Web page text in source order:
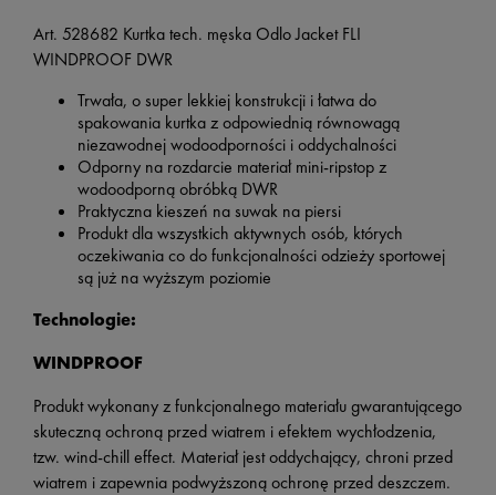
Art. 528682 Kurtka tech. męska Odlo Jacket FLI
WINDPROOF DWR
Trwała, o super lekkiej konstrukcji i łatwa do
spakowania kurtka z odpowiednią równowagą
niezawodnej wodoodporności i oddychalności
Odporny na rozdarcie materiał mini-ripstop z
wodoodporną obróbką DWR
Praktyczna kieszeń na suwak na piersi
Produkt dla wszystkich aktywnych osób, których
oczekiwania co do funkcjonalności odzieży sportowej
są już na wyższym poziomie
Technologie:
WINDPROOF
Produkt wykonany z funkcjonalnego materiału gwarantującego
skuteczną ochroną przed wiatrem i efektem wychłodzenia,
tzw. wind-chill effect. Materiał jest oddychający, chroni przed
wiatrem i zapewnia podwyższoną ochronę przed deszczem.